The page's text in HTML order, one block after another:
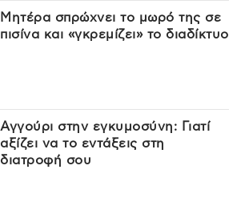
Μητέρα σπρώχνει το μωρό της σε
πισίνα και «γκρεμίζει» το διαδίκτυο
Αγγούρι στην εγκυμοσύνη: Γιατί
αξίζει να το εντάξεις στη
διατροφή σου